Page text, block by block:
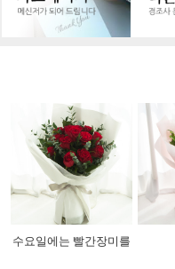
수요일에는 빨간장미를